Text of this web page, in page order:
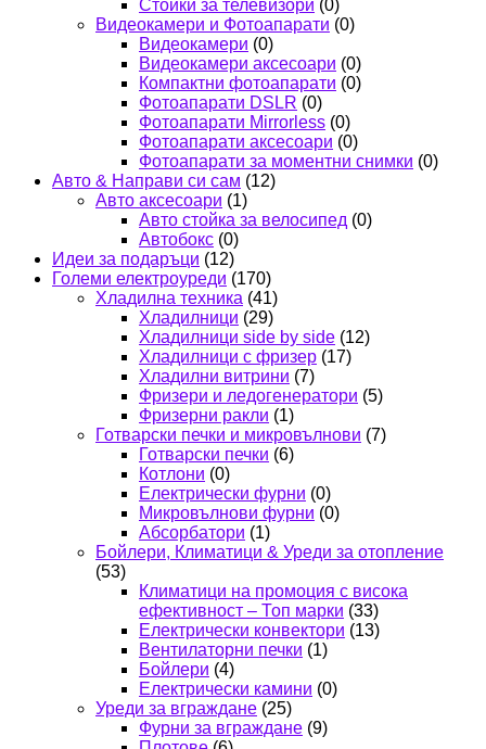
Стойки за телевизори (0)
Видеокамери и Фотоапарати (0)
Видеокамери (0)
Видеокамери аксесоари (0)
Компактни фотоапарати (0)
Фотоапарати DSLR (0)
Фотоапарати Mirrorless (0)
Фотоапарати аксесоари (0)
Фотоапарати за моментни снимки (0)
Авто & Направи си сам (12)
Авто аксесоари (1)
Авто стойка за велосипед (0)
Автобокс (0)
Идеи за подаръци (12)
Големи електроуреди (170)
Хладилна техника (41)
Хладилници (29)
Хладилници side by side (12)
Хладилници с фризер (17)
Хладилни витрини (7)
Фризери и ледогенератори (5)
Фризерни ракли (1)
Готварски печки и микровълнови (7)
Готварски печки (6)
Котлони (0)
Електрически фурни (0)
Микровълнови фурни (0)
Абсорбатори (1)
Бойлери, Климатици & Уреди за отопление
(53)
Климатици на промоция с висока
ефективност – Топ марки (33)
Електрически конвектори (13)
Вентилаторни печки (1)
Бойлери (4)
Електрически камини (0)
Уреди за вграждане (25)
Фурни за вграждане (9)